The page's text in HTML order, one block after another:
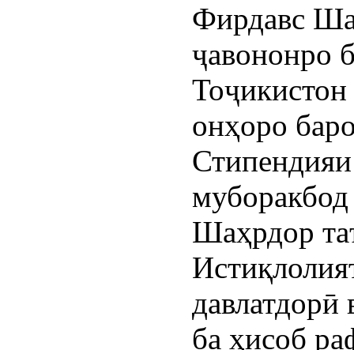
Фирдавс
ҷавононро
Тоҷикистон
онҳоро
Шаҳрдор
давлатдорӣ
ба ҳисоб